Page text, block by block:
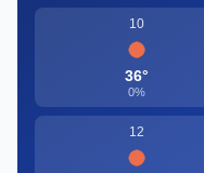
10
36°
0%
12